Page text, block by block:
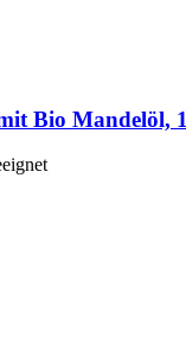
Bio Mandelöl,